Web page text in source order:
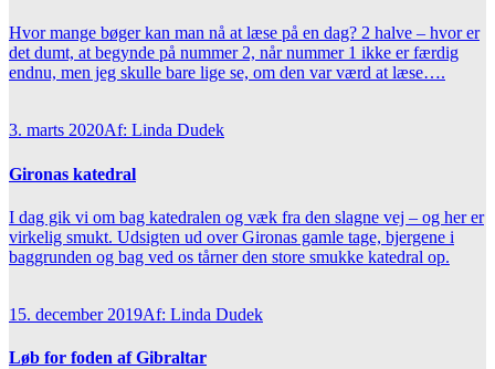
Hvor mange bøger kan man nå at læse på en dag? 2 halve – hvor er
det dumt, at begynde på nummer 2, når nummer 1 ikke er færdig
endnu, men jeg skulle bare lige se, om den var værd at læse….
3. marts 2020Af: Linda Dudek
Gironas katedral
I dag gik vi om bag katedralen og væk fra den slagne vej – og her er
virkelig smukt. Udsigten ud over Gironas gamle tage, bjergene i
baggrunden og bag ved os tårner den store smukke katedral op.
15. december 2019Af: Linda Dudek
Løb for foden af Gibraltar